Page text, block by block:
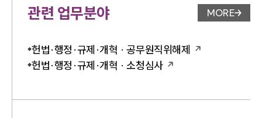
관련 업무분야 업무분야
MORE
헌법·행정·규제·개혁 · 공무원직위해제
헌법·행정·규제·개혁 · 소청심사